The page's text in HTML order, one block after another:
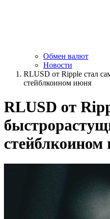
Обмен валют
Новости
RLUSD от Ripple стал
стейблкоином июня
RLUSD от